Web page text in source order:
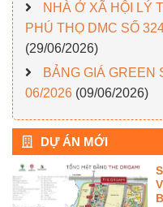
NHÀ Ở XÃ HỘI LÝ
PHÚ THỌ DMC SỐ
(29/06/2026)
BẢNG GIÁ GREEN
06/2026 (09/06/2026)
DỰ ÁN MỚI